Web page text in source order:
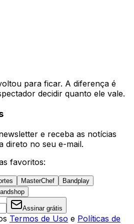
para ficar. A diferença é
decidir quanto ele vale.
e receba as notícias
direto no seu e-mail.
favoritos:
MasterChef
Bandplay
Assinar grátis
Termos de Uso e Políticas de